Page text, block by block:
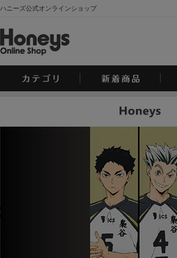
ハニーズ公式オンラインショップ